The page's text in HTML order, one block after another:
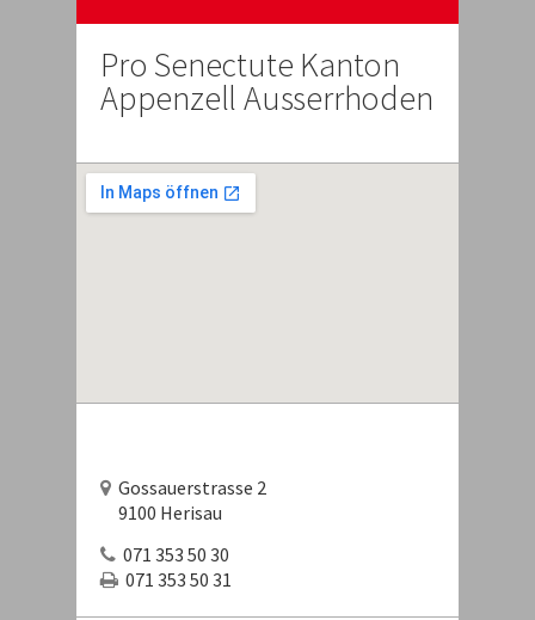
Pro Senectute Kanton
Appenzell Ausserrhoden
Gossauerstrasse 2
9100 Herisau
071 353 50 30
071 353 50 31